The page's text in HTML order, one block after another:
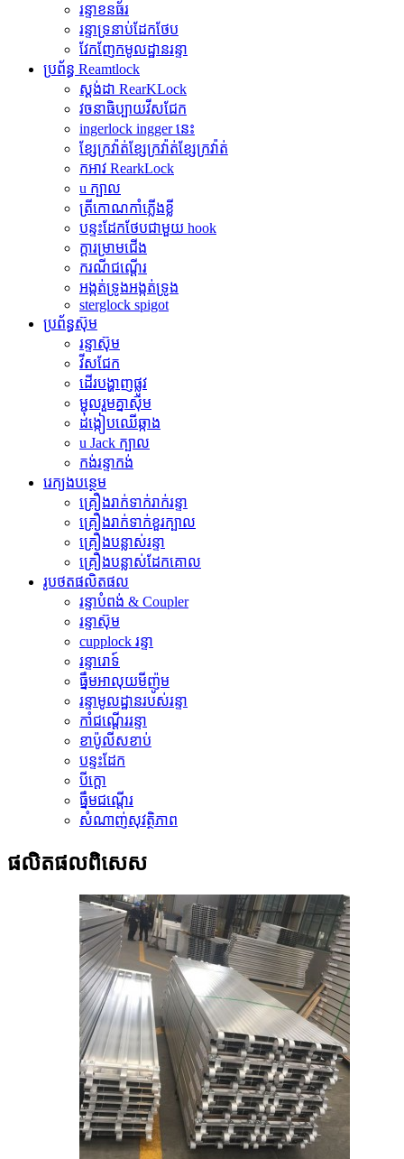
រន្ទាខនធ័រ
រន្ទាទ្រនាប់ដែកថែប
វែកញែកមូលដ្ឋានរន្ទា
ប្រព័ន្ធ Reamtlock
ស្តង់ដា RearKLock
វចនាធិប្បាយវីសជែក
ingerlock ingger នេះ
ខ្សែក្រវ៉ាត់ខ្សែក្រវ៉ាត់ខ្សែក្រវ៉ាត់
កអាវ RearkLock
u ក្បាល
ត្រីកោណកាំភ្លើងខ្លី
បន្ទះដែកថែបជាមួយ hook
ក្តារម្រាមជើង
ករណីជណ្តើរ
អង្កត់ទ្រូងអង្កត់ទ្រូង
sterglock spigot
ប្រព័ន្ធស៊ុម
រន្ទាស៊ុម
វីសជែក
ដើរបង្ហាញផ្លូវ
ម្ជុលរួមគ្នាស៊ុម
ដង្កៀបឈើឆ្កាង
u Jack ក្បាល
កង់រន្ទាកង់
រេក្យងបន្ថេម
គ្រឿងរាក់ទាក់រាក់រន្ទា
គ្រឿងរាក់ទាក់ខួរក្បាល
គ្រឿងបន្លាស់រន្ទា
គ្រឿងបន្លាស់ដែកគោល
រូបថតផលិតផល
រន្ទាបំពង់ & Coupler
រន្ទាស៊ុម
cupplock រន្ទា
រន្ទារោទ៍
ធ្នឹមអាលុយមីញ៉ូម
រន្ទាមូលដ្ឋានរបស់រន្ទា
កាំជណ្ដើររន្ទា
ខាប៉ូលីសខាប់
បន្ទះដែក
បីក្ដោ
ធ្នឹមជណ្តើរ
សំណាញ់សុវត្ថិភាព
ផលិតផលពិសេស